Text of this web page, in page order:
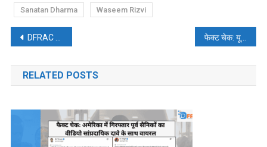
Sanatan Dharma
Waseem Rizvi
पोस्ट
नेविगेशन
DFRAC विशेषः हरनाज कौर संधू के फेक अकाउंट की जाल में फंसे ट्वीटर यूजर्स
RELATED POSTS